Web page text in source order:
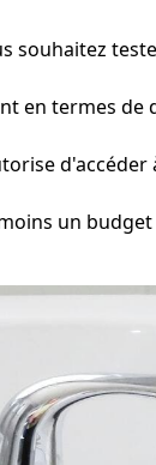
souhaitez
en termes de
d'accéder
un